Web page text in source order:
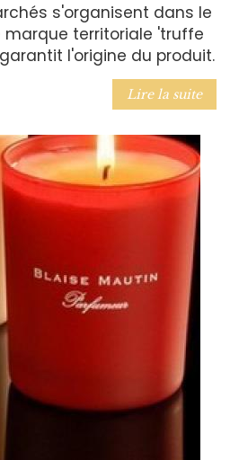
s'organisent dans le
territoriale 'truffe
l'origine du produit.
Lire la suite